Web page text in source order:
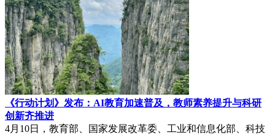
《行动计划》发布：AI教育加速普及，教师素养提升与科研
创新齐推进
4月10日，教育部、国家发展改革委、工业和信息化部、科技